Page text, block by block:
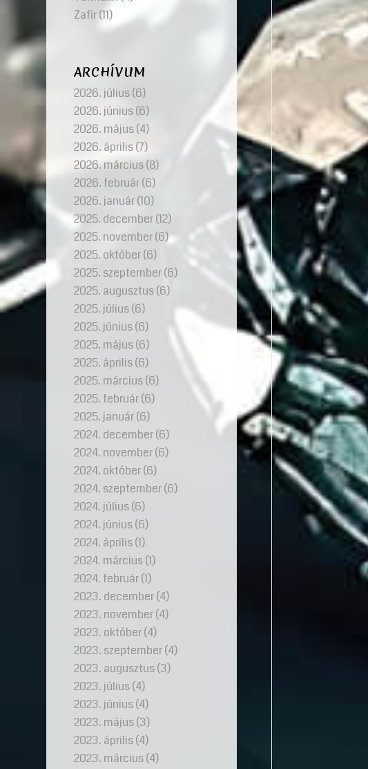
Zafír(11)
ARCHÍVUM
2026. július(6)
2026. június(6)
2026. május(4)
2026. április(7)
2026. március(8)
2026. február(6)
2026. január(10)
2025. december(12)
2025. november(6)
2025. október(6)
2025. szeptember(6)
2025. augusztus(6)
2025. július(6)
2025. június(6)
2025. május(6)
2025. április(6)
2025. március(6)
2025. február(6)
2025. január(6)
2024. december(6)
2024. november(6)
2024. október(6)
2024. szeptember(6)
2024. július(6)
2024. június(6)
2024. április(1)
2024. március(1)
2024. február(1)
2023. december(4)
2023. november(4)
2023. október(4)
2023. szeptember(4)
2023. augusztus(3)
2023. július(4)
2023. június(4)
2023. május(3)
2023. április(4)
2023. március(4)